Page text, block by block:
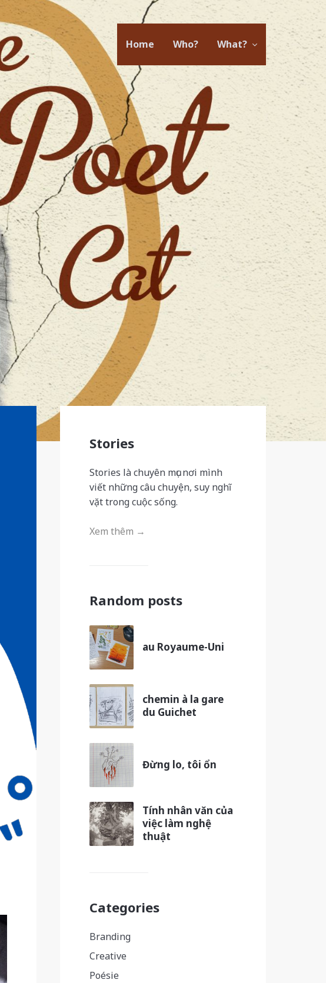
Home Who? What?
Stories
Stories là chuyên mục nơi mình
viết những câu chuyện, suy nghĩ
vặt trong cuộc sống.
Xem thêm →
Random posts
au Royaume-Uni
chemin à la gare
du Guichet
Đừng lo, tôi ổn
Tính nhân văn của
việc làm nghệ
thuật
Categories
Branding
Creative
Poésie